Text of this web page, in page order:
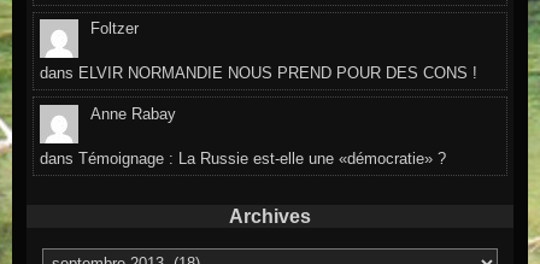
Foltzer
dans ELVIR NORMANDIE NOUS PREND POUR DES CONS !
Anne Rabay
dansTémoignage : La Russie est-elle une «démocratie» ?
Archives